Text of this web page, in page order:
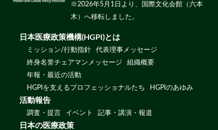
※2026年5月1日より、国際文化会館（六本
木）へ移転しました。
日本医療政策機構(HGPI)とは
ミッション/行動指針
代表理事メッセージ
終身名誉チェアマンメッセージ
組織概要
年報・最近の活動
HGPIを支えるプロフェッショナルたち
HGPIのあゆみ
活動報告
調査・提言 イベント 記事・講演・報道
日本の医療政策